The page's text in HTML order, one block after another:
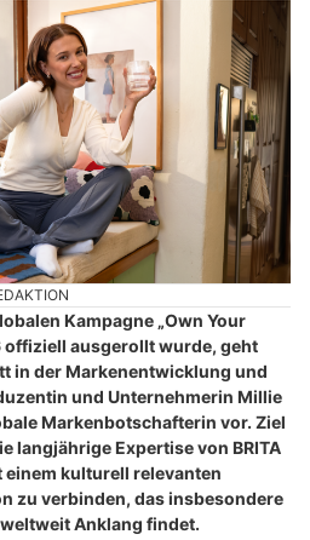
Kampagne „Own Your
offiziell ausgerollt wurde, geht
in der Markenentwicklung und
und Unternehmerin Millie
Markenbotschafterin vor. Ziel
langjährige Expertise von BRITA
kulturell relevanten
zu verbinden, das insbesondere
Anklang findet.